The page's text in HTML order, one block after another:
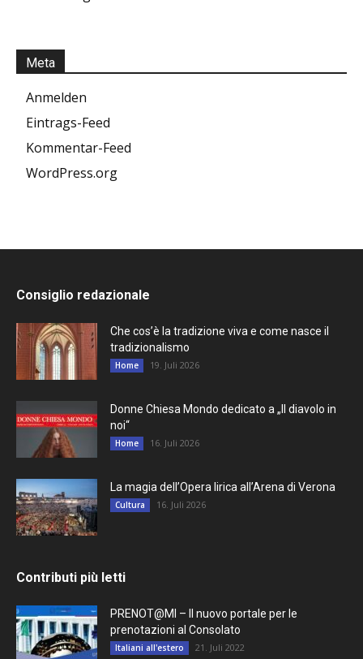
Meta
Anmelden
Eintrags-Feed
Kommentar-Feed
WordPress.org
Consiglio redazionale
Che cos’è la tradizione viva e come nasce il
tradizionalismo
Home 19. Juli 2026
Donne Chiesa Mondo dedicato a „Il diavolo in
noi“
Home 16. Juli 2026
La magia dell’Opera lirica all’Arena di Verona
Cultura 16. Juli 2026
Contributi più letti
PRENOT@MI – Il nuovo portale per le
prenotazioni al Consolato
Italiani all'estero 21. Juli 2022